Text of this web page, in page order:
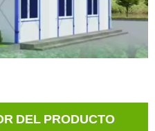
DEL PRODUCTO